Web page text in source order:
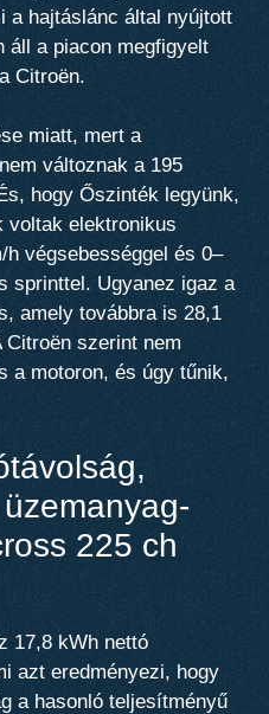
a hajtáslánc által nyújtott
áll a piacon megfigyelt
Citroën.
miatt, mert a
változnak a 195
hogy Őszinték legyünk,
voltak elektronikus
végsebességgel és 0–
sprinttel . Ugyanez igaz a
amely továbbra is 28,1
Citroën szerint nem
a motoron, és úgy tűnik,
225 ch
17,8 kWh nettó
azt eredményezi, hogy
a hasonló teljesítményű